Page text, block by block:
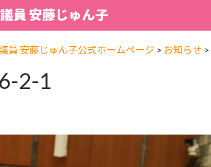
員 安藤じゅん子
員 安藤じゅん子公式ホームページ > お知らせ >
2-1